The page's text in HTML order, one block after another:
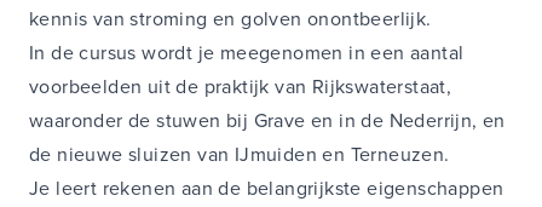
kennis van stroming en golven onontbeerlijk.
In de cursus wordt je meegenomen in een aantal
voorbeelden uit de praktijk van Rijkswaterstaat,
waaronder de stuwen bij Grave en in de Nederrijn, en
de nieuwe sluizen van IJmuiden en Terneuzen.
Je leert rekenen aan de belangrijkste eigenschappen